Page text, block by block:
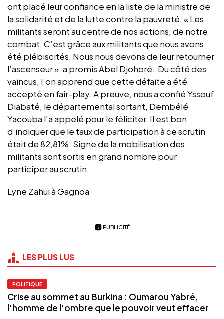
ont placé leur confiance en la liste de la ministre de
la solidarité et de la lutte contre la pauvreté. « Les
militants seront au centre de nos actions, de notre
combat. C’est grâce aux militants que nous avons
été plébiscités. Nous nous devons de leur retourner
l’ascenseur », a promis Abel Djohoré. Du côté des
vaincus, l’on apprend que cette défaite a été
accepté en fair-play. A preuve, nous a confié Yssouf
Diabaté, le départemental sortant, Dembélé
Yacouba l’a appelé pour le féliciter. Il est bon
d’indiquer que le taux de participation à ce scrutin
était de 82,81%. Signe de la mobilisation des
militants sont sortis en grand nombre pour
participer au scrutin.
Lyne Zahui à Gagnoa
PUBLICITÉ
LES PLUS LUS
POLITIQUE
Crise au sommet au Burkina : Oumarou Yabré,
l’homme de l’ombre que le pouvoir veut effacer